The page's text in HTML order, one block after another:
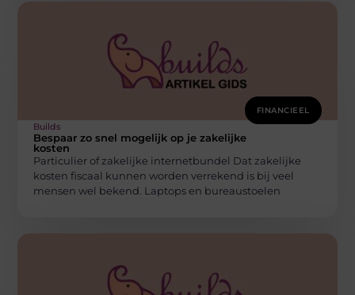
FINANCIEEL
Builds
Bespaar zo snel mogelijk op je zakelijke
kosten
Particulier of zakelijke internetbundel Dat zakelijke
kosten fiscaal kunnen worden verrekend is bij veel
mensen wel bekend. Laptops en bureaustoelen